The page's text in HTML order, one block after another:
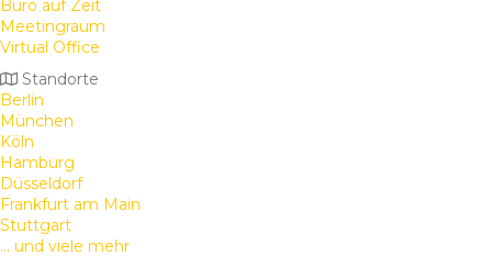
Büro auf Zeit
Meetingraum
Virtual Office
Standorte
Berlin
München
Köln
Hamburg
Düsseldorf
Frankfurt am Main
Stuttgart
... und viele mehr